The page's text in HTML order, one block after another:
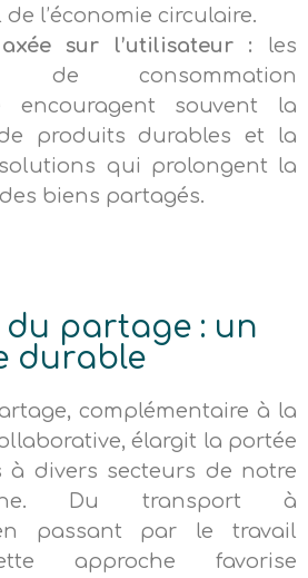
l’économie circulaire.
sur l’utilisateur : les
de consommation
encouragent souvent la
produits durables et la
qui prolongent la
biens partagés.
du partage : un
durable
complémentaire à la
élargit la portée
à divers secteurs de notre
Du transport à
en passant par le travail
approche favorise